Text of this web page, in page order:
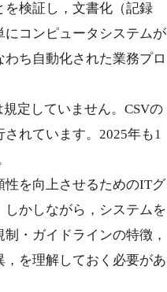
検証し，文書化（記録
コンピュータシステムが
ち自動化された業務プロ
定していません。CSVの
れています。2025年も1
性を向上させるためのITグ
かしながら，システムを
・ガイドラインの特徴，
を理解しておく必要があ